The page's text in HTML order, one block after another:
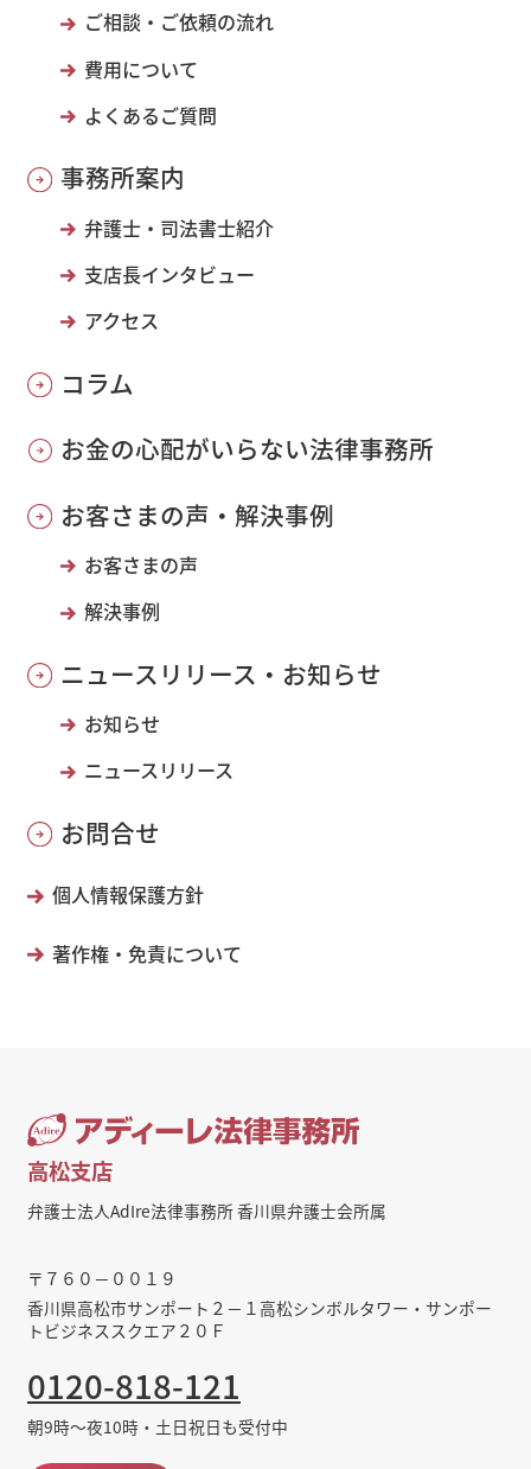
ご相談・ご依頼の流れ
費用について
よくあるご質問
事務所案内
弁護士・司法書士紹介
支店長インタビュー
アクセス
コラム
お金の心配がいらない法律事務所
お客さまの声・解決事例
お客さまの声
解決事例
ニュースリリース・お知らせ
お知らせ
ニュースリリース
お問合せ
個人情報保護方針
著作権・免責について
高松支店
弁護士法人AdIre法律事務所 香川県弁護士会所属
〒７６０－００１９
香川県高松市サンポート２－１高松シンボルタワー・サンポー
トビジネススクエア２０Ｆ
0120-818-121
朝9時～夜10時・土日祝日も受付中